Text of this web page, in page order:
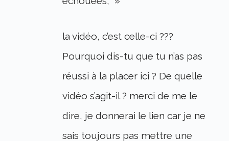
la vidéo, c’est celle-ci ???
Pourquoi dis-tu que tu n’as pas
réussi à la placer ici ? De quelle
vidéo s’agit-il ? merci de me le
dire, je donnerai le lien car je ne
sais toujours pas mettre une